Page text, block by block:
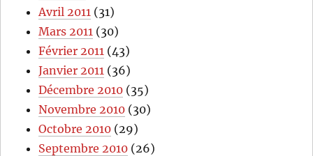
Avril 2011 (31)
Mars 2011 (30)
Février 2011 (43)
Janvier 2011 (36)
Décembre 2010 (35)
Novembre 2010 (30)
Octobre 2010 (29)
Septembre 2010 (26)